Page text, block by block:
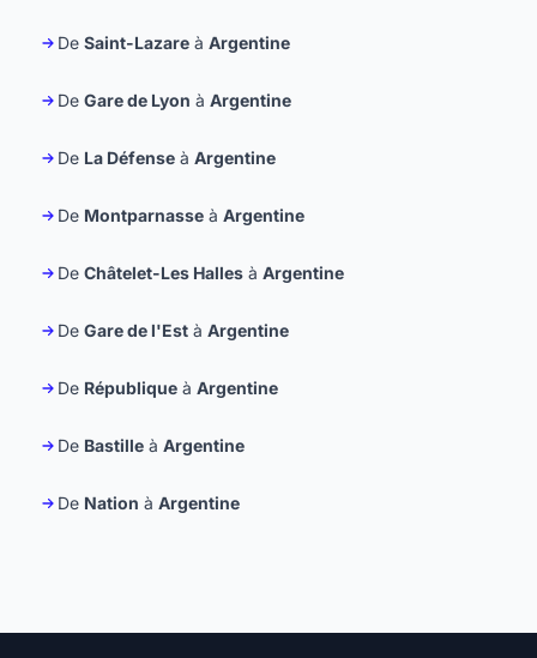
De Saint-Lazare à Argentine
De Gare de Lyon à Argentine
De La Défense à Argentine
De Montparnasse à Argentine
De Châtelet-Les Halles à Argentine
De Gare de l'Est à Argentine
De République à Argentine
De Bastille à Argentine
De Nation à Argentine